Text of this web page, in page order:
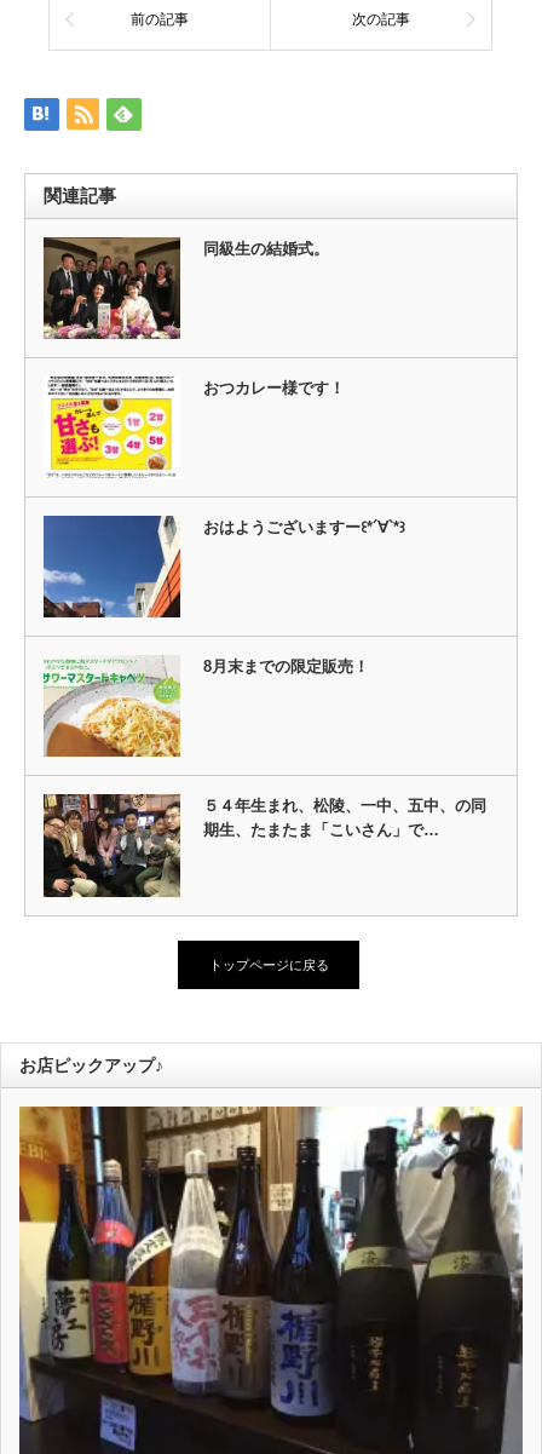
て
Twitter
共
し
い
ウ
ド
ウ
で
開
ま
す)
る
に
ク
ク
し
て
さ
し
ウ
ィ
ン
ド
ウ
で
開
ま
す)
前の記事 次の記事
関連記事
同級生の結婚式。
おつカレー様です！
おはようございますー꒰*´∀`*꒱
8月末までの限定販売！
５４年生まれ、松陵、一中、五中、の同
期生、たまたま「こいさん」で…
トップページに戻る
お店ピックアップ♪